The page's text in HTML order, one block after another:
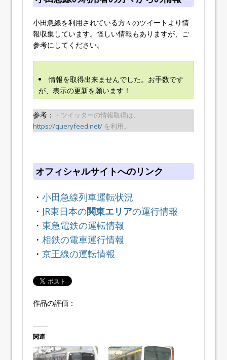
小田急線を利用されている方々のツイートより情
報収集しています。怪しい情報もありますが、ご
参考にしてください。
情報を取得出来ませんでした。お手数です
が、表示の更新を願います！
参考：
・ツイッターの情報取得は、
https://queryfeed.net/ を利用。
オフィシャルサイトへのリンク
・ 小田急線列車運転状況
・ JR東日本の関東エリアの運行情報
・ 東急電鉄の運転情報
・ 相鉄の電車運行情報
・ 京王線の運転情報
作品の評価：
関連